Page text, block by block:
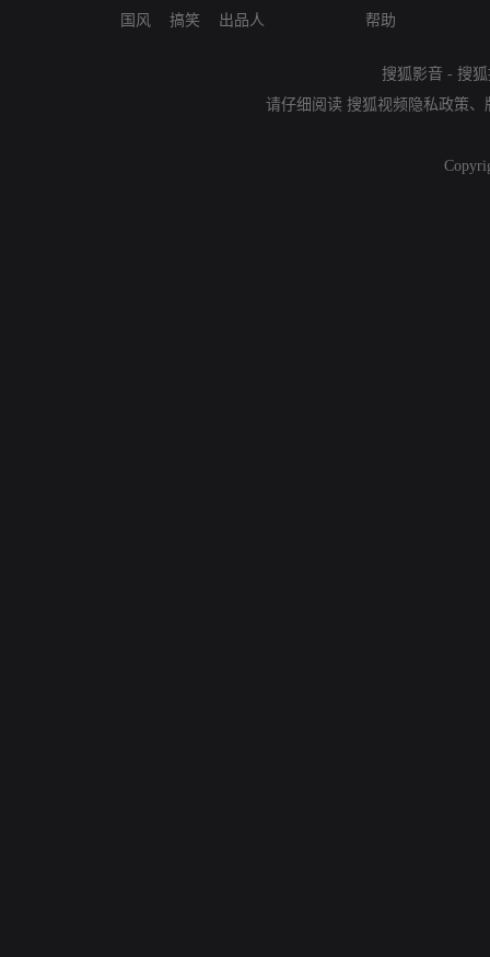
国风
搞笑
出品人
帮助
搜狐影音 - 搜
请仔细阅读 搜狐视频隐私政策、